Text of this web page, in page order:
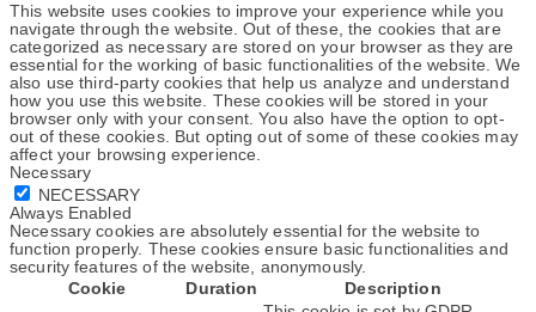
This website uses cookies to improve your experience while you
navigate through the website. Out of these, the cookies that are
categorized as necessary are stored on your browser as they are
essential for the working of basic functionalities of the website. We
also use third-party cookies that help us analyze and understand
how you use this website. These cookies will be stored in your
browser only with your consent. You also have the option to opt-
out of these cookies. But opting out of some of these cookies may
affect your browsing experience.
Necessary
NECESSARY
Always Enabled
Necessary cookies are absolutely essential for the website to
function properly. These cookies ensure basic functionalities and
security features of the website, anonymously.
Cookie
Duration Description